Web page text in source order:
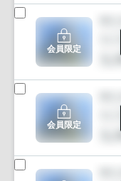
会員限定
会員限定